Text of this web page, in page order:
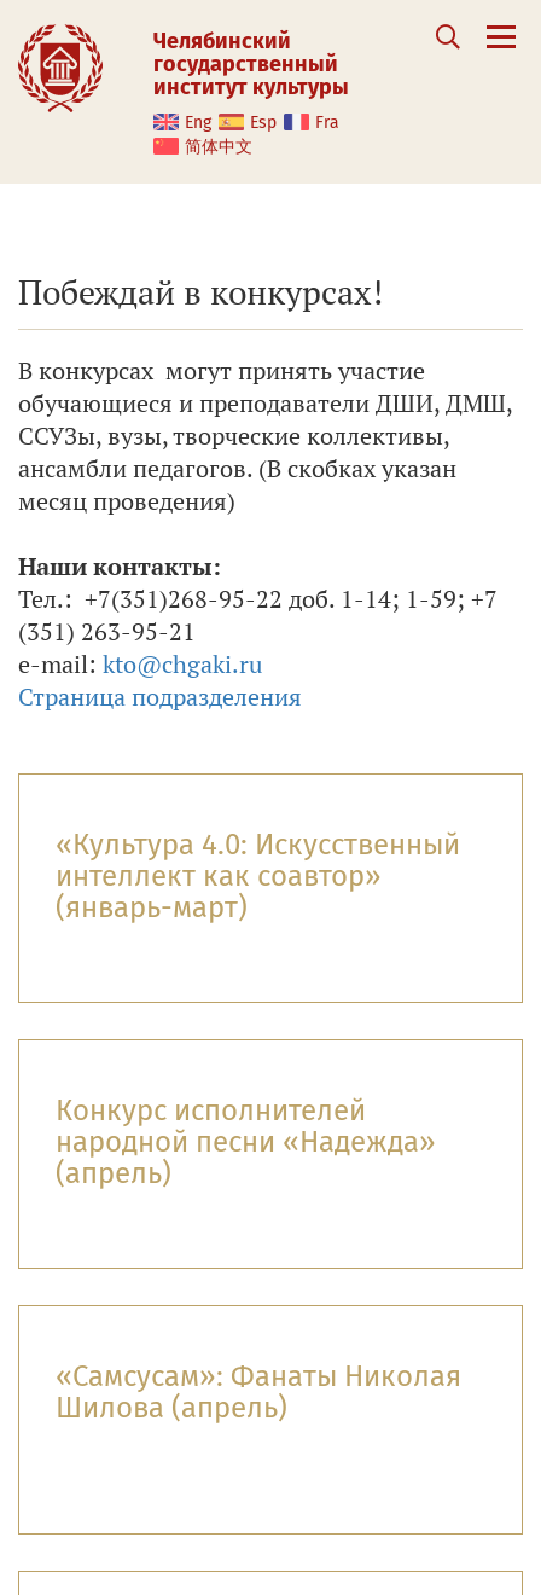
Челябинский
государственный
институт культуры
Eng Esp
Fra
简体中文
Побеждай в конкурсах!
В конкурсах могут принять участие
обучающиеся и преподаватели ДШИ, ДМШ,
ССУЗы, вузы, творческие коллективы,
ансамбли педагогов. (В скобках указан
месяц проведения)
Наши контакты:
Тел.: +7(351)268-95-22 доб. 1-14; 1-59; +7
(351) 263-95-21
e-mail: kto@chgaki.ru
Страница подразделения
«Культура 4.0: Искусственный
интеллект как соавтор»
(январь-март)
Конкурс исполнителей
народной песни «Надежда»
(апрель)
«Самсусам»: Фанаты Николая
Шилова (апрель)